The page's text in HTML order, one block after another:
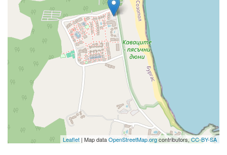
Leaflet | Map dataOpenStreetMap.orgcontributors,CC-BY-SA